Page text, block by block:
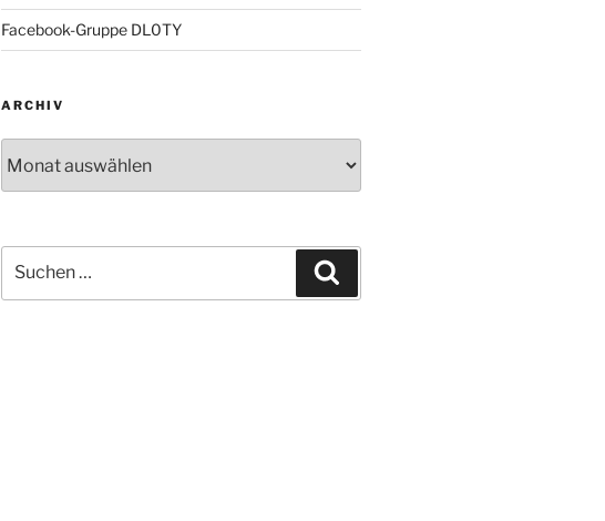
Facebook-Gruppe DL0TY
ARCHIV
nach: